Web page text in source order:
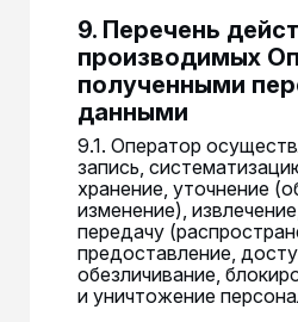
9. Перечень
производимых
полученными
данными
9.1. Оператор
запись,
хранение, уточнение
изменение),
передачу
предоставление,
обезличивание,
и уничтожение